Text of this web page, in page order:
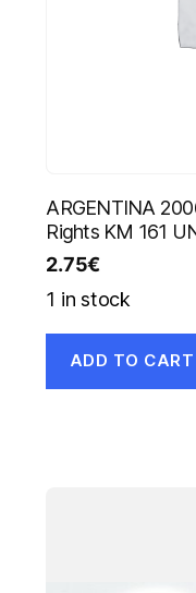
ARGENTINA
Rights KM 161
2.75€
1 in stock
ADD TO CART